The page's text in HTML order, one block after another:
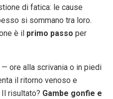
di fatica: le cause
si sommano tra loro.
è il primo passo per
— ore alla scrivania o in piedi
il ritorno venoso e
risultato? Gambe gonfie e